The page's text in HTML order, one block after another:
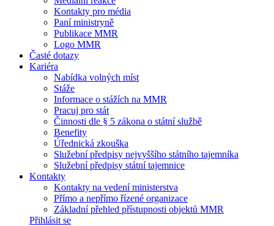
Kontakty pro média
Paní ministryně
Publikace MMR
Logo MMR
Časté dotazy
Kariéra
Nabídka volných míst
Stáže
Informace o stážích na MMR
Pracuj pro stát
Činnosti dle § 5 zákona o státní službě
Benefity
Úřednická zkouška
Služební předpisy nejvyššího státního tajemníka
Služební předpisy státní tajemnice
Kontakty
Kontakty na vedení ministerstva
Přímo a nepřímo řízené organizace
Základní přehled přístupnosti objektů MMR
Přihlásit se